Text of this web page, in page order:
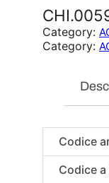
Category:
Category:
Codice
Codice